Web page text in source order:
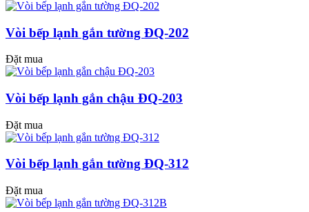
Vòi bếp lạnh gắn tường ĐQ-202
Đặt mua
Vòi bếp lạnh gắn chậu ĐQ-203
Đặt mua
Vòi bếp lạnh gắn tường ĐQ-312
Đặt mua